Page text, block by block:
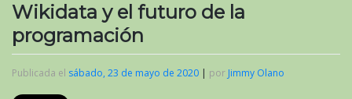
Wikidata y el futuro de la
programación
Publicada el sábado, 23 de mayo de 2020 | por Jimmy Olano